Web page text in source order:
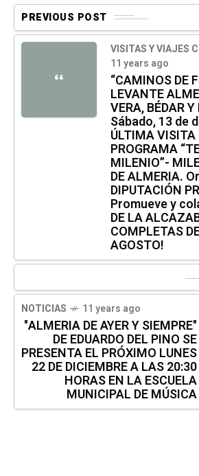
PREVIOUS POST
“
VISITAS Y VIAJES
11 years ago
“CAMINOS DE
LEVANTE
VERA, BÉDAR
Sábado, 13 de
ÚLTIMA VISITA
PROGRAMA
MILENIO”-
DE ALMERIA.
DIPUTACIÓN
Promueve y
DE LA
COMPLETAS
AGOSTO!
NOTICIAS 11 years ago
"ALMERIA DE AYER Y SIEMPRE"
DE EDUARDO DEL PINO SE
PRESENTA EL PRÓXIMO LUNES
22 DE DICIEMBRE A LAS 20:30
HORAS EN LA ESCUELA
MUNICIPAL DE MÚSICA